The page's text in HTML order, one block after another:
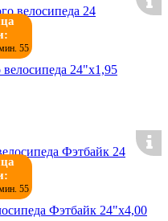
55
24"х1,95
55
Фэтбайк 24"х4,00